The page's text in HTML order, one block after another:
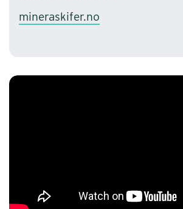
mineraskifer.no